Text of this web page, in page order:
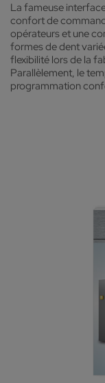
La fameuse
confort de
opérateurs et une
formes de dent
flexibilité lors de la
Parallèlement, le
programmation